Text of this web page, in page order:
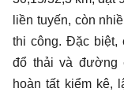
liền tuyến, còn
thi công. Đặc biệt,
đổ thải và đường
hoàn tất kiểm kê,